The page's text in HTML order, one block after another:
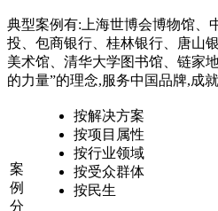
典型案例有:上海世博会博物馆、
投、包商银行、桂林银行、唐山
美术馆、清华大学图书馆、链家
的力量”的理念,服务中国品牌,成就
案
例
分
按解决方案
按项目属性
按行业领域
按受众群体
按民生